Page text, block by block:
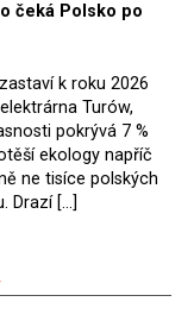
čeká Polsko po
k roku 2026
Turów,
pokrývá 7 %
ekology napříč
ne tisíce polských
Drazí […]